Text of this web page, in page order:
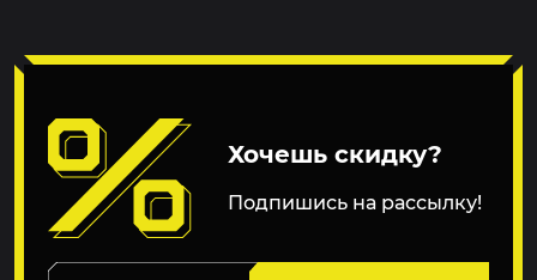
Хочешь скидку?
Подпишись на рассылку!